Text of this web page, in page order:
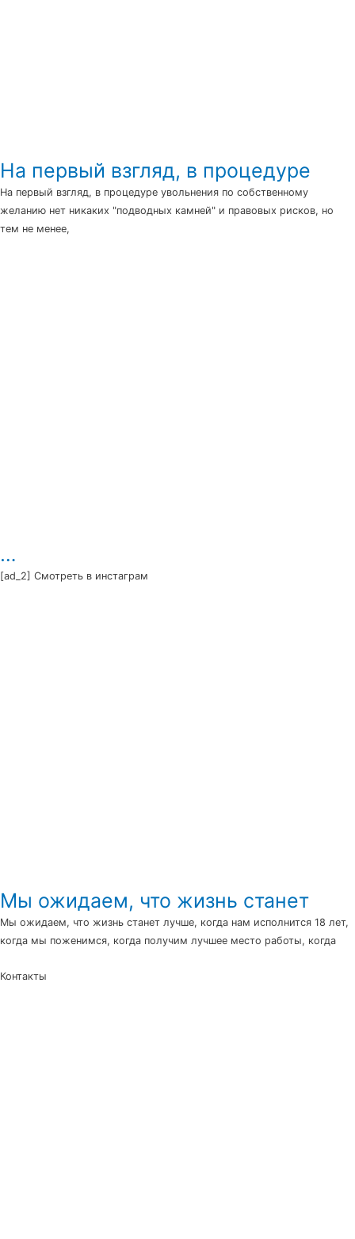
На первый взгляд, в процедуре
На первый взгляд, в процедуре увольнения по собственному
желанию нет никаких "подводных камней" и правовых рисков, но
тем не менее,
…
[ad_2] Смотреть в инстаграм
Мы ожидаем, что жизнь станет
Мы ожидаем, что жизнь станет лучше, когда нам исполнится 18 лет,
когда мы поженимся, когда получим лучшее место работы, когда
Контакты